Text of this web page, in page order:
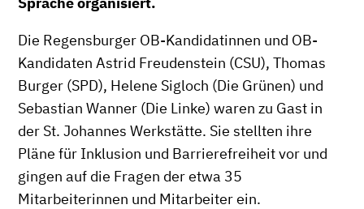
Die Regensburger OB-Kandidatinnen und OB-
Kandidaten Astrid Freudenstein (CSU), Thomas
Burger (SPD), Helene Sigloch (Die Grünen) und
Sebastian Wanner (Die Linke) waren zu Gast in
der St. Johannes Werkstätte. Sie stellten ihre
Pläne für Inklusion und Barrierefreiheit vor und
gingen auf die Fragen der etwa 35
Mitarbeiterinnen und Mitarbeiter ein.